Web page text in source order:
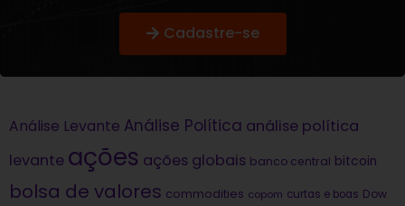
Cadastre-se
Análise Levante Análise Política análise política
levante ações ações globais banco central bitcoin
bolsa de valores commodities copom curtas e boas Dow